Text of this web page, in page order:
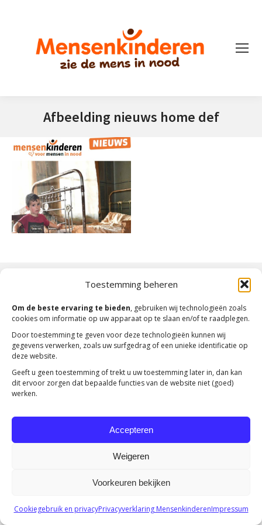
Toestemming beheren
Om de beste ervaring te bieden, gebruiken wij technologieën zoals
cookies om informatie op uw apparaat op te slaan en/of te raadplegen.
Door toestemming te geven voor deze technologieën kunnen wij
gegevens verwerken, zoals uw surfgedrag of een unieke identificatie op
deze website.
Geeft u geen toestemming of trekt u uw toestemming later in, dan kan
dit ervoor zorgen dat bepaalde functies van de website niet (goed)
werken.
Accepteren
Weigeren
Voorkeuren bekijken
Cookiegebruik en privacyPrivacyverklaring MensenkinderenImpressum
Afbeelding nieuws home def